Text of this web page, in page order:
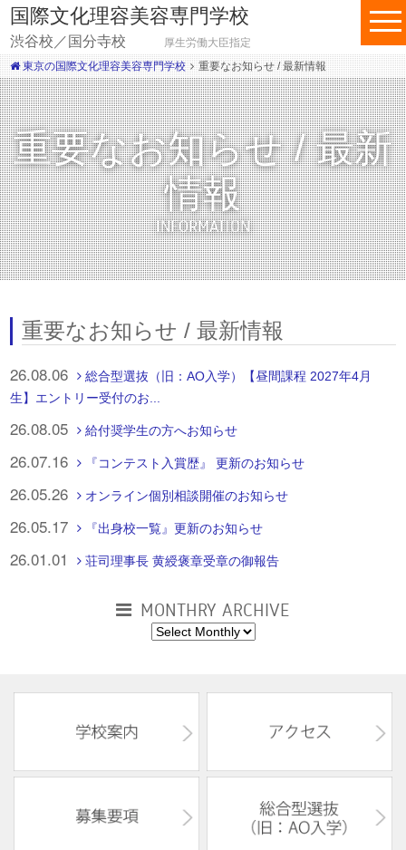
国際文化理容美容専門学校
渋谷校／国分寺校
厚生労働大臣指定
東京の国際文化理容美容専門学校
重要なお知らせ / 最新情報
重要なお知らせ / 最新
情報
INFORMATION
重要なお知らせ / 最新情報
26.08.06
総合型選抜（旧：AO入学）【昼間課程 2027年4月
生】エントリー受付のお...
26.08.05 給付奨学生の方へお知らせ
26.07.16 『コンテスト入賞歴』 更新のお知らせ
26.05.26 オンライン個別相談開催のお知らせ
26.05.17 『出身校一覧』更新のお知らせ
26.01.01 荘司理事長 黄綬褒章受章の御報告
MONTHRY ARCHIVE